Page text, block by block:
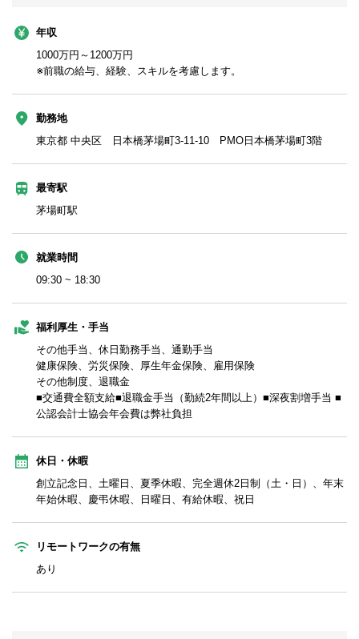
年収
1000万円～1200万円
※前職の給与、経験、スキルを考慮します。
勤務地
東京都 中央区 日本橋茅場町3-11-10 PMO日本橋茅場町3階
最寄駅
茅場町駅
就業時間
09:30 ~ 18:30
福利厚生・手当
その他手当、休日勤務手当、通勤手当
健康保険、労災保険、厚生年金保険、雇用保険
その他制度、退職金
■交通費全額支給■退職金手当（勤続2年間以上）■深夜割増手当 ■
公認会計士協会年会費は弊社負担
休日・休暇
創立記念日、土曜日、夏季休暇、完全週休2日制（土・日）、年末
年始休暇、慶弔休暇、日曜日、有給休暇、祝日
リモートワークの有無
あり